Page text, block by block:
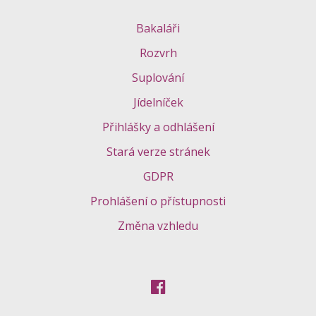
Bakaláři
Rozvrh
Suplování
Jídelníček
Přihlášky a odhlášení
Stará verze stránek
GDPR
Prohlášení o přístupnosti
Změna vzhledu